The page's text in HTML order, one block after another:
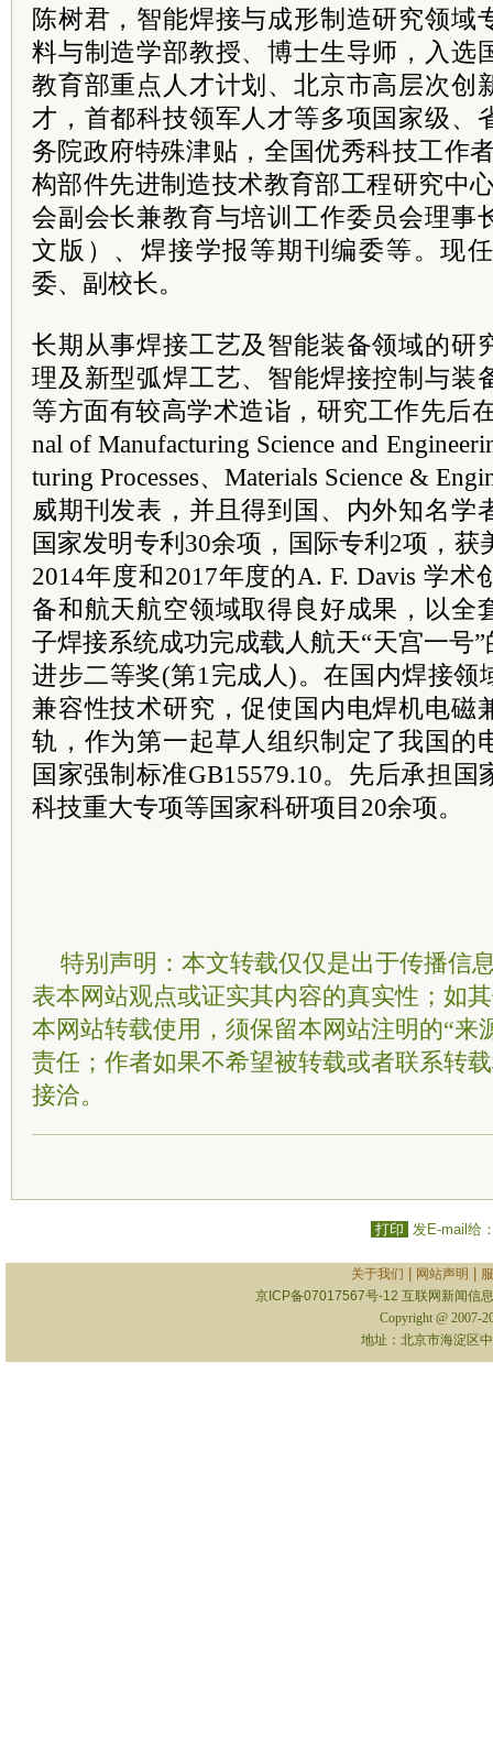
陈树君，智能焊接与成形制造研究领域
料与制造学部教授、博士生导师，入选
教育部重点人才计划、北京市高层次创
才，首都科技领军人才等多项国家级、
务院政府特殊津贴，全国优秀科技工作
构部件先进制造技术教育部工程研究中
会副会长兼教育与培训工作委员会理事
文版）、焊接学报等期刊编委等。现
委、副校长。
长期从事焊接工艺及智能装备领域的研
理及新型弧焊工艺、智能焊接控制与装
等方面有较高学术造诣，研究工作先后
nal of Manufacturing Science and
turing Processes、Materials Science &
威期刊发表，并且得到国、内外知名学
国家发明专利30余项，国际专利2项，获
2014年度和2017年度的A. F. Davis 学
备和航天航空领域取得良好成果，以全
子焊接系统成功完成载人航天“天宫一号
进步二等奖(第1完成人)。在国内焊接领
兼容性技术研究，促使国内电焊机电磁
轨，作为第一起草人组织制定了我国的
国家强制标准GB15579.10。先后承担
科技重大专项等国家科研项目20余项。
特别声明：本文转载仅仅是出于传播信
表本网站观点或证实其内容的真实性；如
本网站转载使用，须保留本网站注明的“来
责任；作者如果不希望被转载或者联系转
接洽。
打印 发E-mail给
关于我们 网站声明
京ICP备07017567号-12 互联网新闻信
Copyright @ 2007-
地址：北京市海淀区